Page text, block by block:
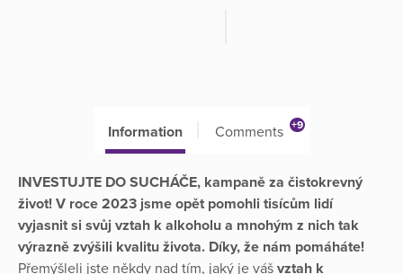
Information Comments +9
INVESTUJTE DO SUCHÁČE, kampaně za čistokrevný
život! V roce 2023 jsme opět pomohli tisícům lidí
vyjasnit si svůj vztah k alkoholu a mnohým z nich tak
výrazně zvýšili kvalitu života. Díky, že nám pomáháte!
Přemýšleli jste někdy nad tím, jaký je váš vztah k